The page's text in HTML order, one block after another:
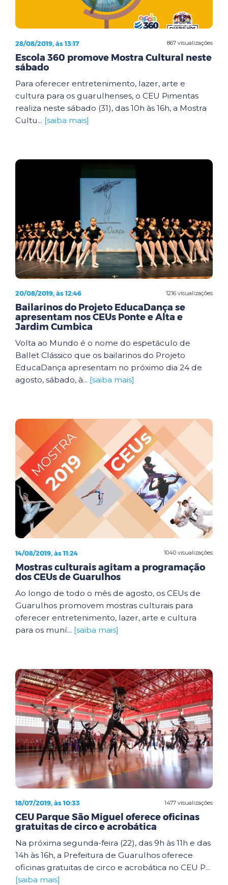
867 visualizações
28/08/2019, às 13:17
Escola 360 promove Mostra Cultural neste
sábado
Para oferecer entretenimento, lazer, arte e
cultura para os guarulhenses, o CEU Pimentas
realiza neste sábado (31), das 10h às 16h, a Mostra
Cultu... [saiba mais]
1216 visualizações
20/08/2019, às 12:46
Bailarinos do Projeto EducaDança se
apresentam nos CEUs Ponte e Alta e
Jardim Cumbica
Volta ao Mundo é o nome do espetáculo de
Ballet Clássico que os bailarinos do Projeto
EducaDança apresentam no próximo dia 24 de
agosto, sábado, à... [saiba mais]
1040 visualizações
14/08/2019, às 11:24
Mostras culturais agitam a programação
dos CEUs de Guarulhos
Ao longo de todo o mês de agosto, os CEUs de
Guarulhos promovem mostras culturais para
oferecer entretenimento, lazer, arte e cultura
para os muní... [saiba mais]
1477 visualizações
18/07/2019, às 10:33
CEU Parque São Miguel oferece oficinas
gratuitas de circo e acrobática
Na próxima segunda-feira (22), das 9h às 11h e das
14h às 16h, a Prefeitura de Guarulhos oferece
oficinas gratuitas de circo e acrobática no CEU P...
[saiba mais]